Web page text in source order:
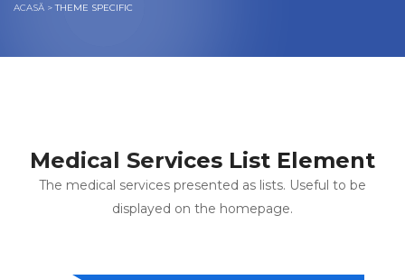
ACASĂ >THEME SPECIFIC
Medical Services List Element
The medical services presented as lists. Useful to be
displayed on the homepage.